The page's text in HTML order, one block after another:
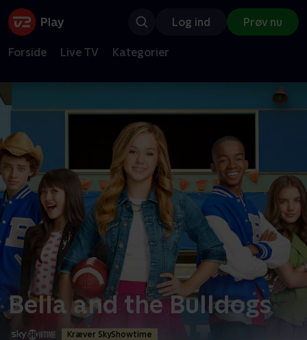
Log ind Prøv nu
Forside Live TV Kategorier
Bella and the Bulldogs
Kræver SkyShowtime